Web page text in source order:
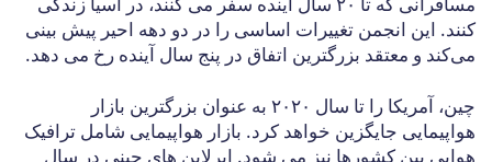
کنند. این انجمن تغییرات اساسی را در دو دهه احیر پیش بینی
می‌کند و معتقد بزرگترین اتفاق در پنج سال آینده رخ می دهد.
چین، آمریکا را تا سال ۲۰۲۰ به عنوان بزرگترین بازار
هواپیمایی جایگزین خواهد کرد. بازار هواپیمایی شامل ترافیک
هوایی بین کشورها نیز می شود. ایرلاین های چینی در سال